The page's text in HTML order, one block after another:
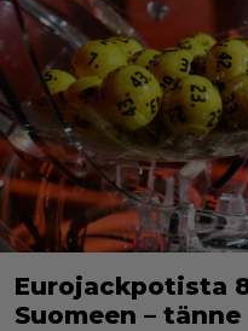
Eurojackpotista
Suomeen – tänne